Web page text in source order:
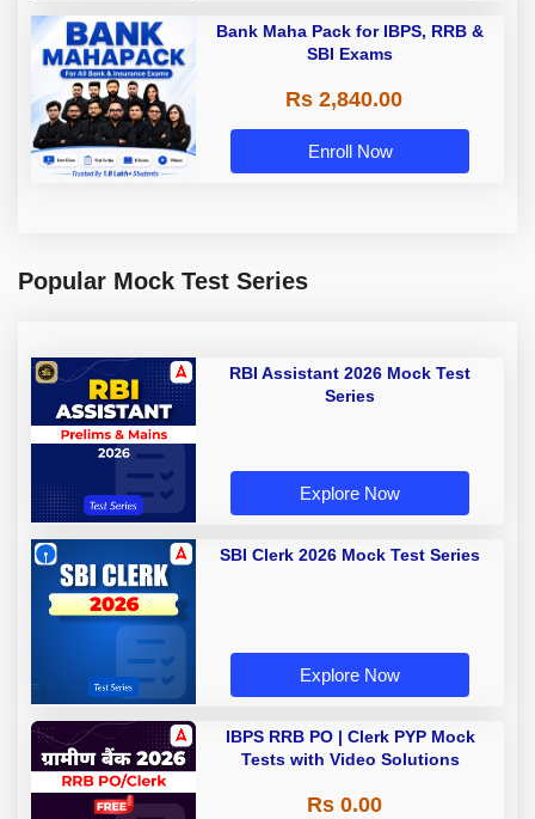
Bank Maha Pack for IBPS, RRB &
SBI Exams
Rs 2,840.00
Enroll Now
Popular Mock Test Series
RBI Assistant 2026 Mock Test
Series
Explore Now
SBI Clerk 2026 Mock Test Series
Explore Now
IBPS RRB PO | Clerk PYP Mock
Tests with Video Solutions
Rs 0.00